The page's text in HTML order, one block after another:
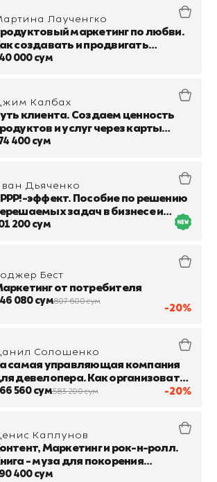
Лаученгко
маркетинг по любви.
создавать и продвигать
бестселлеры
000 сум
Калбах
клиента. Создаем ценность
и услуг через карты
блупринты и другие
400 сум
Дьяченко
эффект. Пособие по решению
задач в бизнесе и
200 сум
-20%
Бест
от потребителя
080 сум807 600 сум
-20%
Солошенко
самая управляющая компания
девелопера. Как организовать
сервисной компании
560 сум583 200 сум
Каплунов
Маркетинг и рок-н-ролл.
- муза для покорения
в интернете
400 сум